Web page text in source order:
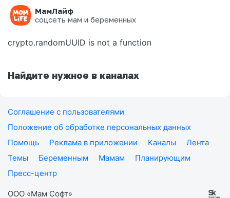
МамЛайф
соцсеть мам и беременных
Ошибка на странице
crypto.randomUUID is not a function
Найдите нужное в каналах
Соглашение с пользователями
Положение об обработке персональных данных
Помощь
Реклама в приложении Каналы
Лента
Темы
Беременным Мамам
Планирующим
Пресс-центр
ООО «Мам Софт»